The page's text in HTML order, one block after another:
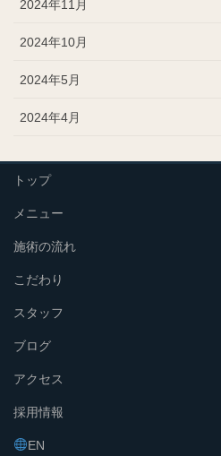
2024年11月
2024年10月
2024年5月
2024年4月
トップ
メニュー
施術の流れ
こだわり
スタッフ
ブログ
アクセス
採用情報
EN